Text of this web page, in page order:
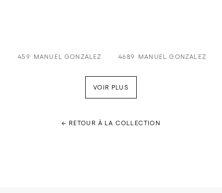
459 MANUEL GONZALEZ 4689 MANUEL GONZALEZ
VOIR PLUS
← RETOUR À LA COLLECTION